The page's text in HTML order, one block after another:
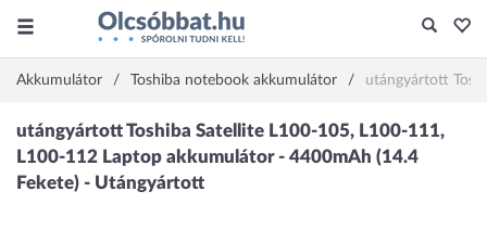
Akkumulátor Toshiba notebook akkumulátor utángyártott